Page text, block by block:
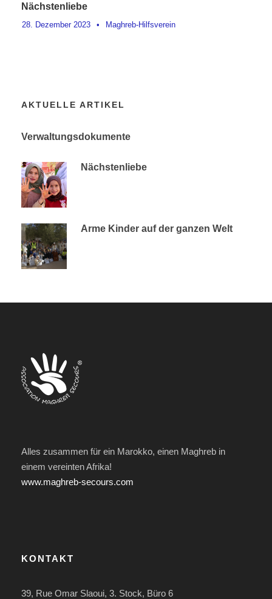
Nächstenliebe
28. Dezember 2023 • Maghreb-Hilfsverein
AKTUELLE ARTIKEL
Verwaltungsdokumente
Nächstenliebe
Arme Kinder auf der ganzen Welt
Alles zusammen für ein Marokko, einen Maghreb in
einem vereinten Afrika!
www.maghreb-secours.com
KONTAKT
39, Rue Omar Slaoui, 3. Stock, Büro 6